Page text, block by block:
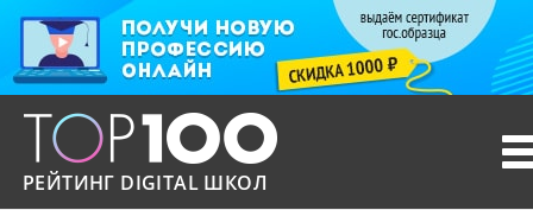
РЕЙТИНГ DIGITAL ШКОЛ